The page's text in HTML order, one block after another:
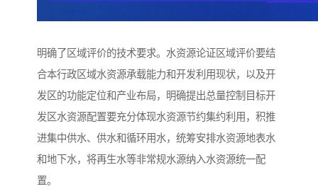
明确了区域评价的技术要求。水资源论证区域评价要结
合本行政区域水资源承载能力和开发利用现状，以及开
发区的功能定位和产业布局，明确提出总量控制目标开
发区水资源配置要充分体现水资源节约集约利用，积推
进集中供水、供水和循环用水，统筹安排水资源地表水
和地下水，将再生水等非常规水源纳入水资源统一配
置。